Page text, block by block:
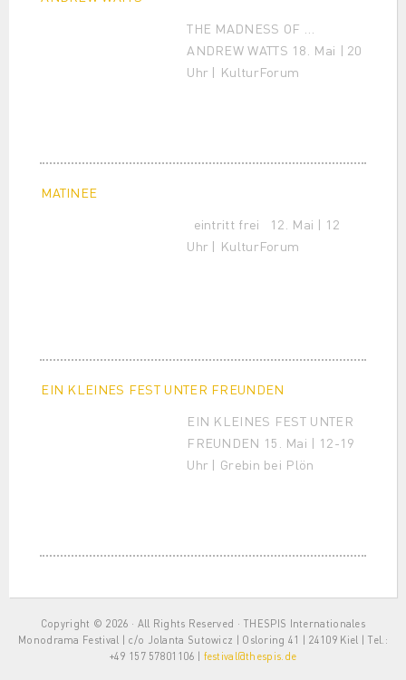
THE MADNESS OF …
ANDREW WATTS 18. Mai | 20
Uhr | KulturForum
MATINEE
eintritt frei 12. Mai | 12
Uhr | KulturForum
EIN KLEINES FEST UNTER FREUNDEN
EIN KLEINES FEST UNTER
FREUNDEN 15. Mai | 12-19
Uhr | Grebin bei Plön
Copyright © 2026 · All Rights Reserved · THESPIS Internationales
Monodrama Festival | c/o Jolanta Sutowicz | Osloring 41 | 24109 Kiel | Tel.:
+49 157 57801106 | festival@thespis.de